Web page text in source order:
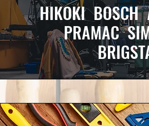
HIKOKI BOSCH
PRAMAC